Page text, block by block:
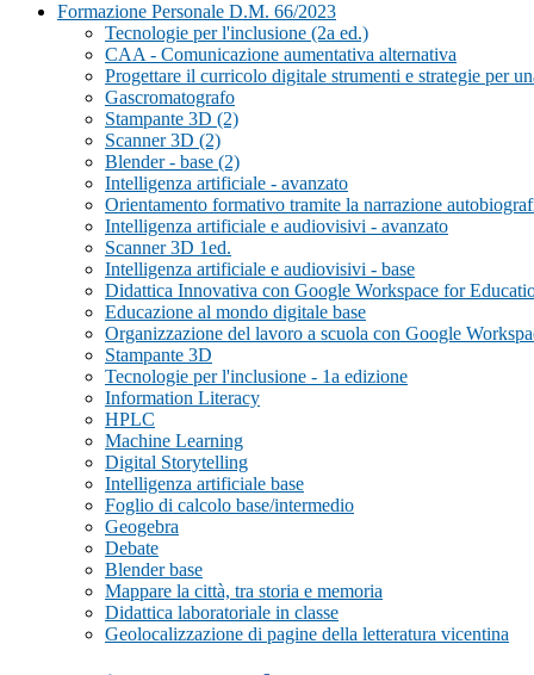
Formazione Personale D.M. 66/2023
Tecnologie per l'inclusione (2a ed.)
CAA - Comunicazione aumentativa alternativa
Progettare il curricolo digitale strumenti e strategie per
Gascromatografo
Stampante 3D (2)
Scanner 3D (2)
Blender - base (2)
Intelligenza artificiale - avanzato
Orientamento formativo tramite la narrazione
Intelligenza artificiale e audiovisivi - avanzato
Scanner 3D 1ed.
Intelligenza artificiale e audiovisivi - base
Didattica Innovativa con Google Workspace for
Educazione al mondo digitale base
Organizzazione del lavoro a scuola con Google
Stampante 3D
Tecnologie per l'inclusione - 1a edizione
Information Literacy
HPLC
Machine Learning
Digital Storytelling
Intelligenza artificiale base
Foglio di calcolo base/intermedio
Geogebra
Debate
Blender base
Mappare la città, tra storia e memoria
Didattica laboratoriale in classe
Geolocalizzazione di pagine della letteratura vicentina